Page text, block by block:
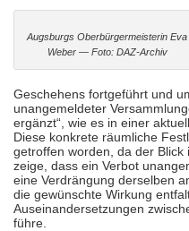
Augsburgs Oberbürgermeisterin Eva
Weber — Foto: DAZ-Archiv
Geschehens fortgeführt und
unangemeldeter
ergänzt“, wie es in einer
Diese konkrete räumliche
getroffen worden, da der
zeige, dass ein Verbot
eine Verdrängung derselben
die gewünschte Wirkung
Auseinandersetzungen
führe.